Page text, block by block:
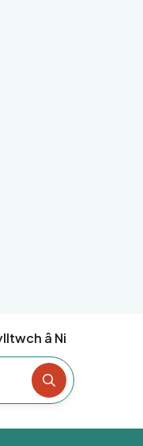
â Ni
Chwiliwch y